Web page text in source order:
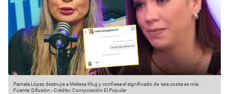
Pamela López destruye a Melissa Klug y confiesa el significado de 'esa cosita es mía'.
Fuente: Difusión -Crédito: Composición El Popular